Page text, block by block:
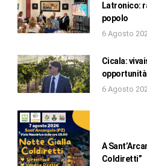
Latronico:
popolo
6 Agosto
Cicala:
opportunità
6 Agosto
A
Coldiretti”